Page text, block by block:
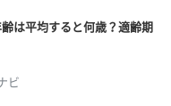
は平均すると何歳？適齢期
ビ